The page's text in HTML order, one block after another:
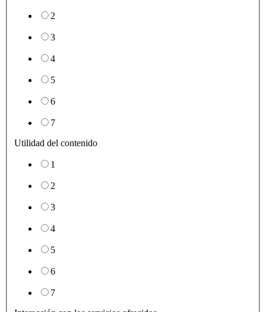
2
3
4
5
6
7
Utilidad del contenido
1
2
3
4
5
6
7